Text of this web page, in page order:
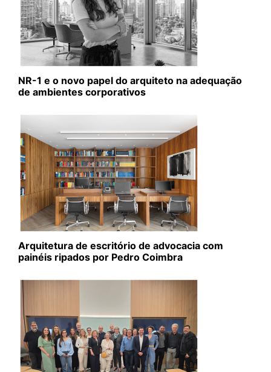
NR-1 e o novo papel do arquiteto na adequação
de ambientes corporativos
Arquitetura de escritório de advocacia com
painéis ripados por Pedro Coimbra